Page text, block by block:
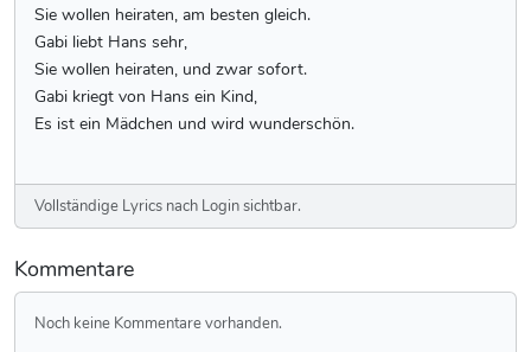
Sie wollen heiraten, am besten gleich.
Gabi liebt Hans sehr,
Sie wollen heiraten, und zwar sofort.
Gabi kriegt von Hans ein Kind,
Es ist ein Mädchen und wird wunderschön.
Vollständige Lyrics nach Login sichtbar.
Kommentare
Noch keine Kommentare vorhanden.